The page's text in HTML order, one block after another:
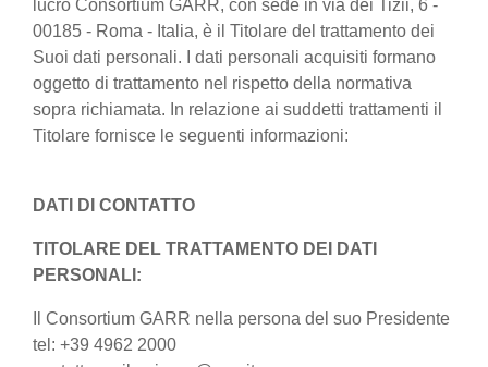
lucro Consortium GARR, con sede in via dei Tizii, 6 -
00185 - Roma - Italia, è il Titolare del trattamento dei
Suoi dati personali. I dati personali acquisiti formano
oggetto di trattamento nel rispetto della normativa
sopra richiamata. In relazione ai suddetti trattamenti il
Titolare fornisce le seguenti informazioni:
DATI DI CONTATTO
TITOLARE DEL TRATTAMENTO DEI DATI
PERSONALI:
Il Consortium GARR nella persona del suo Presidente
tel: +39 4962 2000